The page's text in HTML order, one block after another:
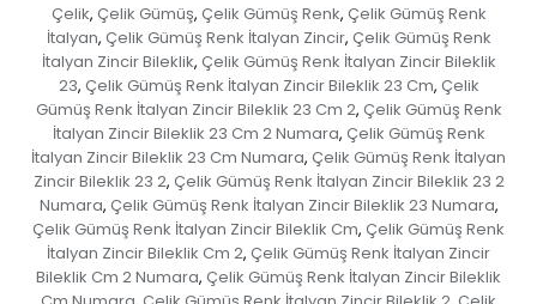
Çelik, Çelik Gümüş, Çelik Gümüş Renk, Çelik Gümüş Renk
İtalyan, Çelik Gümüş Renk İtalyan Zincir, Çelik Gümüş Renk
İtalyan Zincir Bileklik, Çelik Gümüş Renk İtalyan Zincir Bileklik
23, Çelik Gümüş Renk İtalyan Zincir Bileklik 23 Cm, Çelik
Gümüş Renk İtalyan Zincir Bileklik 23 Cm 2, Çelik Gümüş Renk
İtalyan Zincir Bileklik 23 Cm 2 Numara, Çelik Gümüş Renk
İtalyan Zincir Bileklik 23 Cm Numara, Çelik Gümüş Renk İtalyan
Zincir Bileklik 23 2, Çelik Gümüş Renk İtalyan Zincir Bileklik 23 2
Numara, Çelik Gümüş Renk İtalyan Zincir Bileklik 23 Numara,
Çelik Gümüş Renk İtalyan Zincir Bileklik Cm, Çelik Gümüş Renk
İtalyan Zincir Bileklik Cm 2, Çelik Gümüş Renk İtalyan Zincir
Bileklik Cm 2 Numara, Çelik Gümüş Renk İtalyan Zincir Bileklik